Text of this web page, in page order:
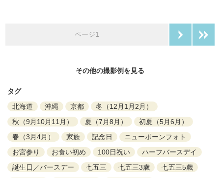
ページ1
その他の撮影例を見る
タグ
北海道
沖縄 京都
冬（12月1月2月）
秋（9月10月11月）
夏（7月8月）
初夏（5月6月）
春（3月4月）
家族 記念日
ニューボーンフォト
お宮参り
お食い初め 100日祝い
ハーフバースデイ
誕生日／バースデー
七五三 七五三3歳
七五三5歳